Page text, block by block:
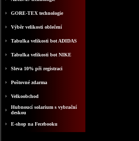
GORE-TEX technologie
Výběr velikosti oblečení
Tabulka velikosti bot ADIDAS
Tabulka velikosti bot NIKE
Sleva 10% při registraci
Poštovné zdarma
Velkoobchod
Hubnoucí solarium s vybrační
deskou
E-shop na Fecebooku